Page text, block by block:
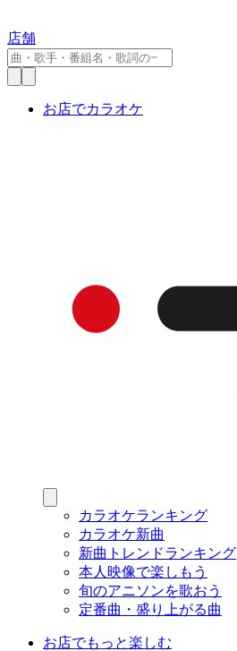
店舗
お店でカラオケ
カラオケランキング
カラオケ新曲
新曲トレンドランキング
本人映像で楽しもう
旬のアニソンを歌おう
定番曲・盛り上がる曲
お店でもっと楽しむ